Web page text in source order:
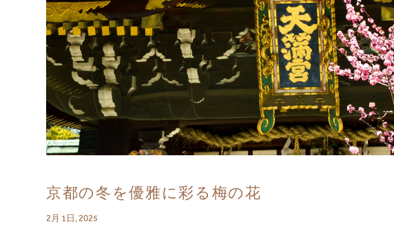
京都の冬を優雅に彩る梅の花
2月 1日, 2025